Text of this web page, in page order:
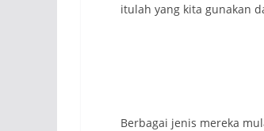
itulah yang kita gunakan
Berbagai jenis mereka